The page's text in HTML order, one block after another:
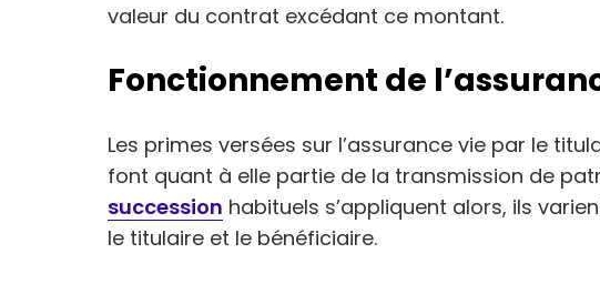
valeur du contrat excédant ce montant.
Fonctionnement de
Les primes versées sur l’assurance vie par le
font quant à elle partie de la transmission de
succession habituels s’appliquent alors, ils
le titulaire et le bénéficiaire.